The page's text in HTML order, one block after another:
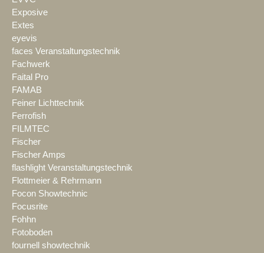
Exposive
Extes
eyevis
faces Veranstaltungstechnik
Fachwerk
Faital Pro
FAMAB
Feiner Lichttechnik
Ferrofish
FILMTEC
Fischer
Fischer Amps
flashlight Veranstaltungstechnik
Flottmeier & Rehrmann
Focon Showtechnic
Focusrite
Fohhn
Fotoboden
fournell showtechnik